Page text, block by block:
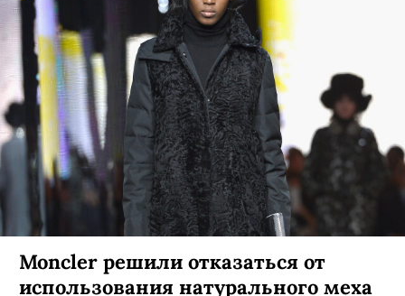
Moncler решили отказаться от
использования натурального меха